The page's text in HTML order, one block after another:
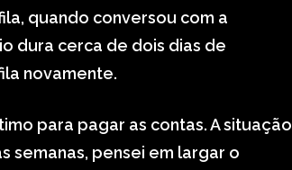
quando conversou com a
dura cerca de dois dias de
novamente.
para pagar as contas. A situação
semanas, pensei em largar o